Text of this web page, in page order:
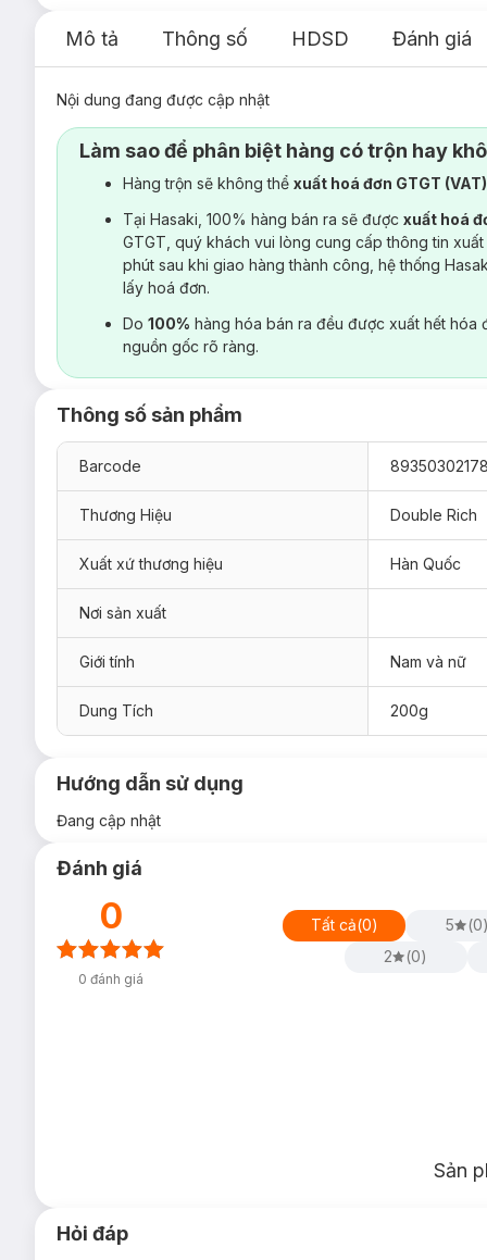
Mô tả Thông số HDSD Đánh giá
Nội dung đang được cập nhật
Làm sao để phân biệt hàng có trộn hay
Hàng trộn sẽ không thể xuất hoá đơn GTGT
Tại Hasaki, 100% hàng bán ra sẽ được xuất hoá
GTGT, quý khách vui lòng cung cấp thông tin
phút sau khi giao hàng thành công, hệ thống
lấy hoá đơn.
Do 100% hàng hóa bán ra đều được xuất hết hóa
nguồn gốc rõ ràng.
Thông số sản phẩm
Barcode
Thương Hiệu Double Rich
Xuất xứ thương hiệu Hàn Quốc
Nơi sản xuất
Giới tính Nam và nữ
Dung Tích 200g
Hướng dẫn sử dụng
Đang cập nhật
Đánh giá
0
0 đánh giá
Tất cả(0) 5 (0
2
(0)
Sản
Hỏi đáp